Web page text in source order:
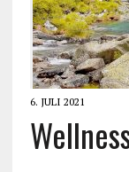
6. JULI 2021